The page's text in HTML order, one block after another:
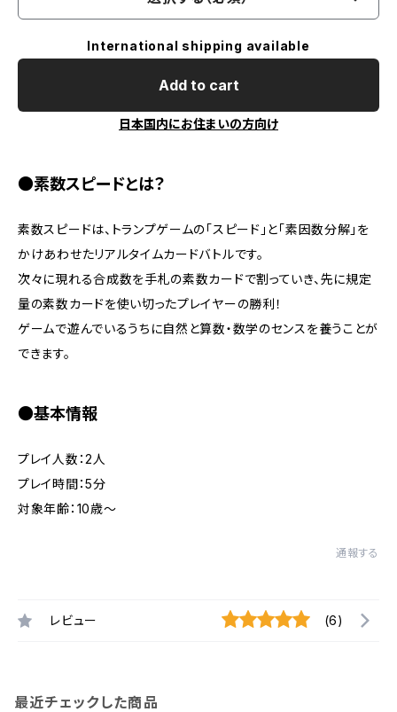
International shipping available
Add to cart
日本国内にお住まいの方向け
●素数スピードとは？
素数スピードは、トランプゲームの「スピード」と「素因数分解」を
かけあわせたリアルタイムカードバトルです。
次々に現れる合成数を手札の素数カードで割っていき、先に規定
量の素数カードを使い切ったプレイヤーの勝利！
ゲームで遊んでいるうちに自然と算数・数学のセンスを養うことが
できます。
●基本情報
プレイ人数：2人
プレイ時間：5分
対象年齢：10歳〜
通報する
レビュー (6)
最近チェックした商品